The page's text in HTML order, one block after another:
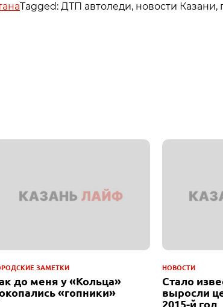
Tagged: ДТП автоледи, новости Казани,
ЗАМЕТКИ
до меня у «Кольца»
«гопники»
НОВОСТИ
Стало
выросли
2015-й год